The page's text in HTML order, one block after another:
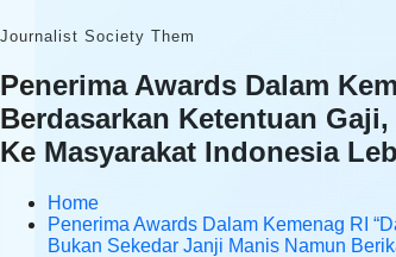
Journalist Society Them
Penerima Awards Dalam
Berdasarkan Ketentuan
Ke Masyarakat Indonesia
Home
Penerima Awards Dalam Kemenag RI
Bukan Sekedar Janji Manis Namun